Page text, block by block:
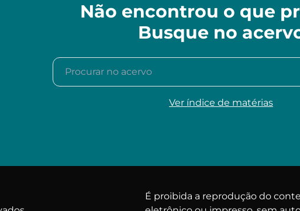
Não encontrou o que
Busque no
Procurar no acervo
Ver índice de matérias
É proibida a reprodução do